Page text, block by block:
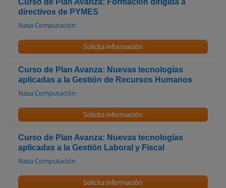
Curso de Plan Avanza: Formación dirigida a
directivos de PYMES
Nasa Computación
Solicita información
Curso de Plan Avanza: Nuevas tecnologías
aplicadas a la Gestión de Recursos Humanos
Nasa Computación
Solicita información
Curso de Plan Avanza: Nuevas tecnologías
aplicadas a la Gestión Laboral y Fiscal
Nasa Computación
Solicita información